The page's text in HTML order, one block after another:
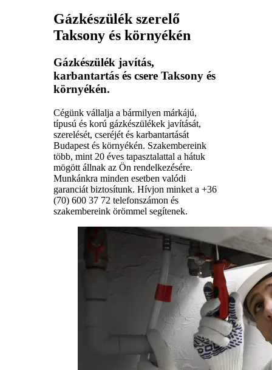
Gázkészülék szerelő
Taksony és környékén
Gázkészülék javítás,
karbantartás és csere Taksony és
környékén.
Cégünk vállalja a bármilyen márkájú,
típusú és korú gázkészülékek javítását,
szerelését, cseréjét és karbantartását
Budapest és környékén. Szakembereink
több, mint 20 éves tapasztalattal a hátuk
mögött állnak az Ön rendelkezésére.
Munkánkra minden esetben valódi
garanciát biztosítunk. Hívjon minket a +36
(70) 600 37 72 telefonszámon és
szakembereink örömmel segítenek.